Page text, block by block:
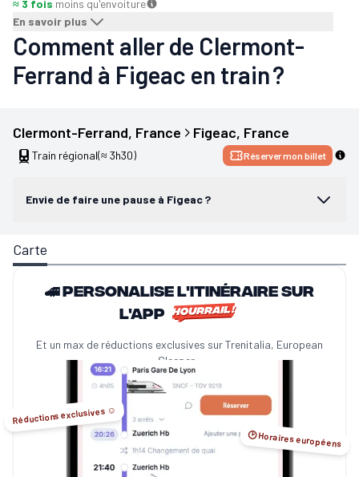
≈ 3 fois moins qu'envoiture
En savoir plus
Comment aller de Clermont-
Ferrand à Figeac en train ?
Clermont-Ferrand, France Figeac, France
Train régional(≈ 3h30) Réserver mon billet
Envie de faire une pause à Figeac ?
Carte
🚄 Personalise l'itinéraire sur
l'app
Et un max de réductions exclusives sur Trenitalia, European
Sleeper...
Réductions exclusives ☺️
🕑 Horaires européens